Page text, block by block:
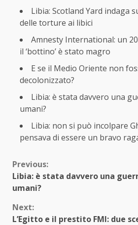
Libia: Scotland Yard indaga
delle torture ai libici
Amnesty International: un
il ‘bottino’ è stato magro
E se il Medio Oriente non
decolonizzato?
Libia: è stata davvero una
umani?
Libia: non si può incolpare
pensava di essere un bravo
Continue
Reading
Previous:
Libia: è stata davvero una
umani?
Next:
L’Egitto e il prestito FMI: due